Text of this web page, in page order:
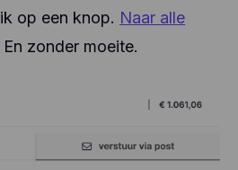
op een knop. Naar alle
zonder moeite.